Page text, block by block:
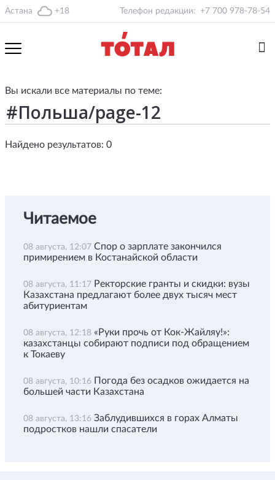
Астана +18 Телефон редакции: +7 700 978-78-54
Вы искали все материалы по теме:
Найдено результатов: 0
Читаемое
08 августа, 12:07 Спор о зарплате закончился
примирением в Костанайской области
08 августа, 11:17 Ректорские гранты и скидки: вузы
Казахстана предлагают более двух тысяч мест
абитуриентам
08 августа, 12:18 «Руки прочь от Кок-Жайляу!»:
казахстанцы собирают подписи под обращением
к Токаеву
08 августа, 10:16 Погода без осадков ожидается на
большей части Казахстана
08 августа, 13:16 Заблудившихся в горах Алматы
подростков нашли спасатели